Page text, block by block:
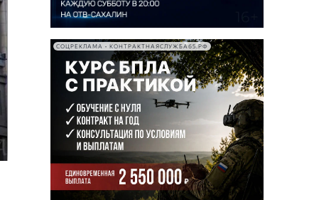
СОЦРЕКЛАМА • КОНТРАКТНАЯСЛУЖБА65.РФ